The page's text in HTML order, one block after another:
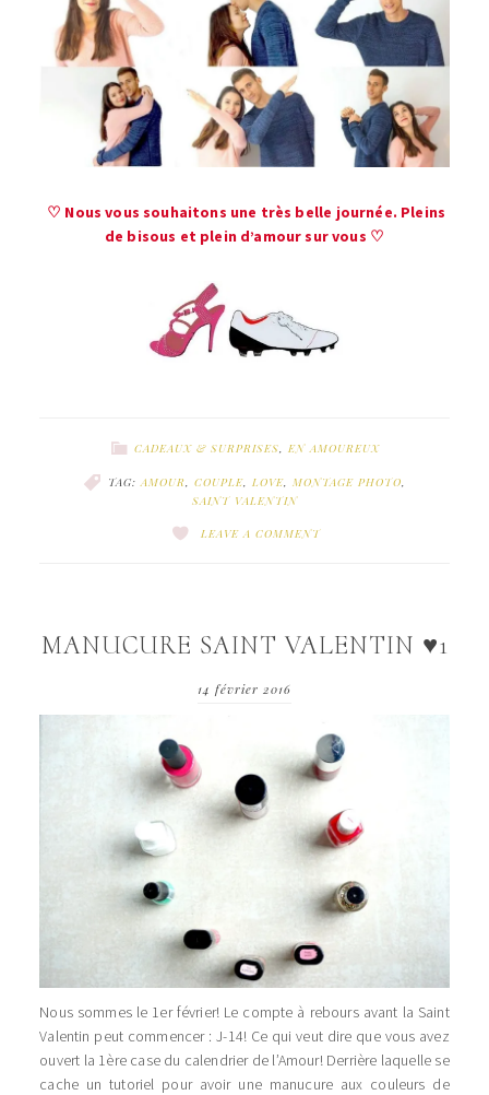
♡ Nous vous souhaitons une très belle journée. Pleins
de bisous et plein d’amour sur vous ♡
CADEAUX & SURPRISES EN AMOUREUX
TAG: AMOUR COUPLE LOVE MONTAGE PHOTO
SAINT VALENTIN
LEAVE A COMMENT
MANUCURE SAINT VALENTIN ♥1
14 février 2016
Nous sommes le 1er février! Le compte à rebours avant la Saint
Valentin peut commencer : J-14! Ce qui veut dire que vous avez
ouvert la 1ère case du calendrier de l’Amour! Derrière laquelle se
cache un tutoriel pour avoir une manucure aux couleurs de